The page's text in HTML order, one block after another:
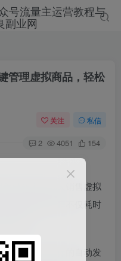
管理虚拟商品，轻松
关注 私信
2 4051 154
已成为许多人销售虚拟
单的发货流程不仅耗时
商机。
闲鱼平台设计的自动发